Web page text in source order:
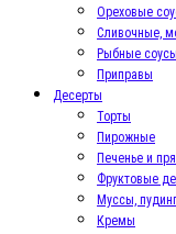
Ореховые
Сливочные,
Рыбные соусы
Приправы
Десерты
Торты
Пирожные
Печенье и
Фруктовые
Муссы,
Кремы